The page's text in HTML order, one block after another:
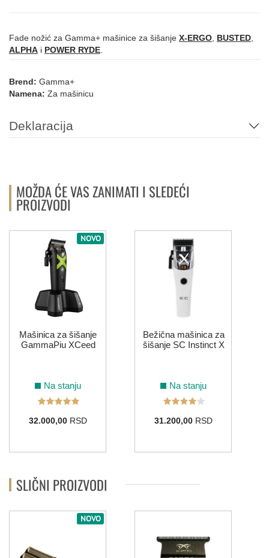
Fade nožić za Gamma+ mašinice za šišanje X-ERGO, BUSTED,
ALPHA i POWER RYDE.
Brend: Gamma+
Namena: Za mašinicu
Deklaracija
MOŽDA ĆE VAS ZANIMATI I SLEDEĆI
PROIZVODI
NOVO
Mašinica za šišanje
GammaPiu XCeed
Na stanju
32.000,00RSD
Bežična mašinica za
šišanje SC Instinct X
Na stanju
31.200,00RSD
SLIČNI PROIZVODI
NOVO